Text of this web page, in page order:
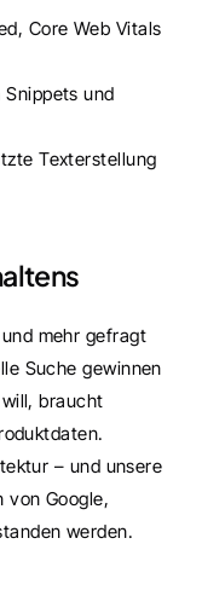
Core Web Vitals
Snippets und
Texterstellung
mehr gefragt
Suche gewinnen
braucht
– und unsere
von Google,
werden.